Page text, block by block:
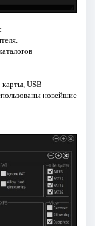
карты, USB
новейшие